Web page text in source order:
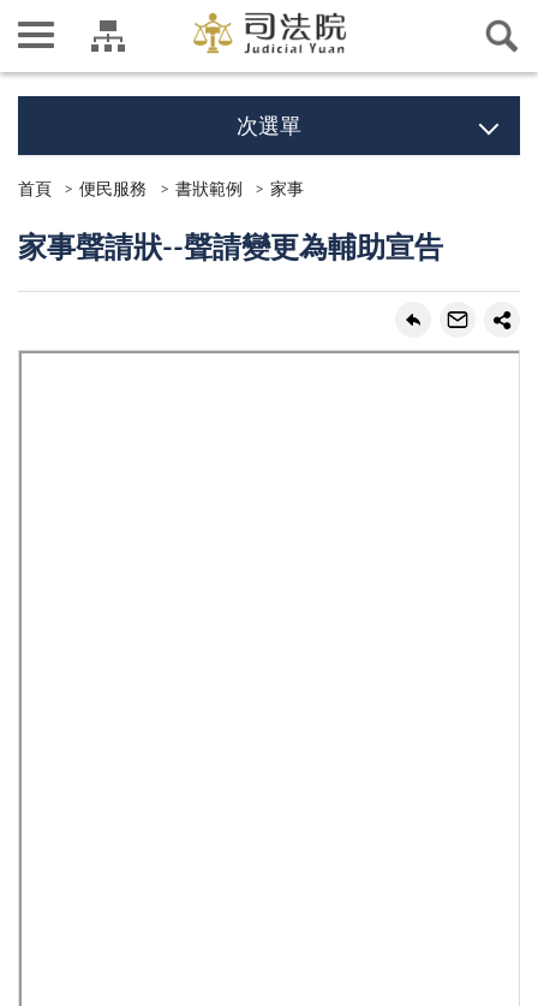
次選單
首頁 便民服務 書狀範例 家事
家事聲請狀--聲請變更為輔助宣告